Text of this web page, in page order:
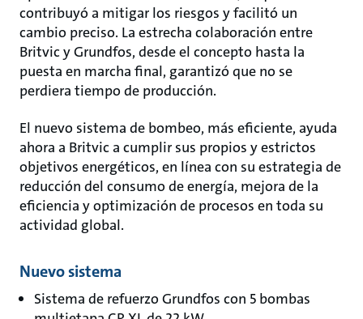
contribuyó a mitigar los riesgos y facilitó un
cambio preciso. La estrecha colaboración entre
Britvic y Grundfos, desde el concepto hasta la
puesta en marcha final, garantizó que no se
perdiera tiempo de producción.
El nuevo sistema de bombeo, más eficiente, ayuda
ahora a Britvic a cumplir sus propios y estrictos
objetivos energéticos, en línea con su estrategia de
reducción del consumo de energía, mejora de la
eficiencia y optimización de procesos en toda su
actividad global.
Nuevo sistema
Sistema de refuerzo Grundfos con 5 bombas